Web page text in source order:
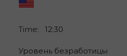
Time: 12:30
Уровень безработицы